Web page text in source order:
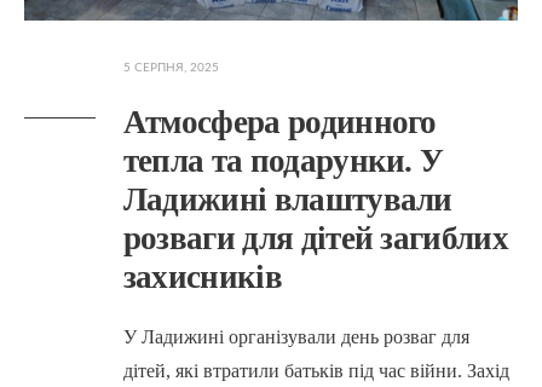
5 СЕРПНЯ, 2025
Атмосфера родинного
тепла та подарунки. У
Ладижині влаштували
розваги для дітей загиблих
захисників
У Ладижині організували день розваг для
дітей, які втратили батьків під час війни. Захід